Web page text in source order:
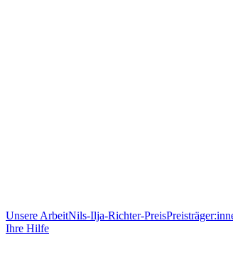
Unsere ArbeitNils-Ilja-Richter-Preis
Ihre Hilfe